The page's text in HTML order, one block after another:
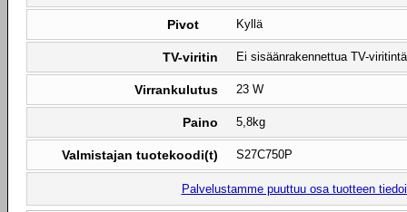
Pivot Kyllä
TV-viritin Ei sisäänrakennettua TV-viritintä
Virrankulutus 23 W
Paino 5,8kg
Valmistajan tuotekoodi(t) S27C750P
Palvelustamme puuttuu osa tuotteen